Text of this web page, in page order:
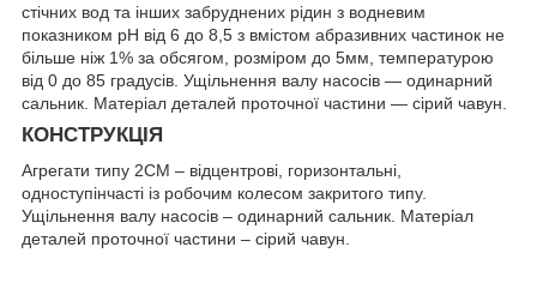
стічних вод та інших забруднених рідин з водневим
показником рН від 6 до 8,5 з вмістом абразивних частинок не
більше ніж 1% за обсягом, розміром до 5мм, температурою
від 0 до 85 градусів. Ущільнення валу насосів — одинарний
сальник. Матеріал деталей проточної частини — сірий чавун.
КОНСТРУКЦІЯ
Агрегати типу 2СМ – відцентрові, горизонтальні,
одноступінчасті із робочим колесом закритого типу.
Ущільнення валу насосів – одинарний сальник. Матеріал
деталей проточної частини – сірий чавун.